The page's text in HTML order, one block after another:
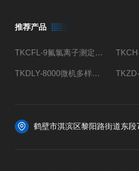
推荐产品
TKCFL-9氟氯离子测定仪自动煤质检测
TKDLY-8000微机多样测硫仪自动定硫仪化验室硫含量测定
鹤壁市淇滨区黎阳路街道东段